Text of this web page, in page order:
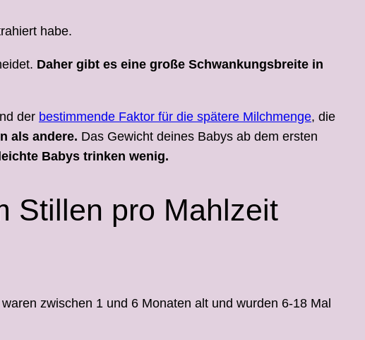
habe.
Daher gibt es eine große Schwankungsbreite in
der bestimmende Faktor für die spätere Milchmenge, die
als andere. Das Gewicht deines Babys ab dem ersten
Babys trinken wenig.
Stillen pro Mahlzeit
zwischen 1 und 6 Monaten alt und wurden 6-18 Mal